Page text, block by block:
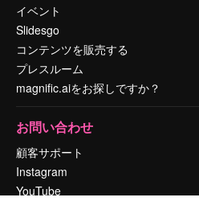
イベント
Slidesgo
コンテンツを販売する
プレスルーム
magnific.aiをお探しですか？
お問い合わせ
顧客サポート
Instagram
YouTube